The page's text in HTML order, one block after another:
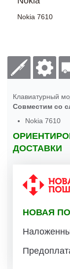
Nokia 7610
Клавиатурный
Совместим со
Nokia 7610
ДОСТАВКИ
НОВАЯ